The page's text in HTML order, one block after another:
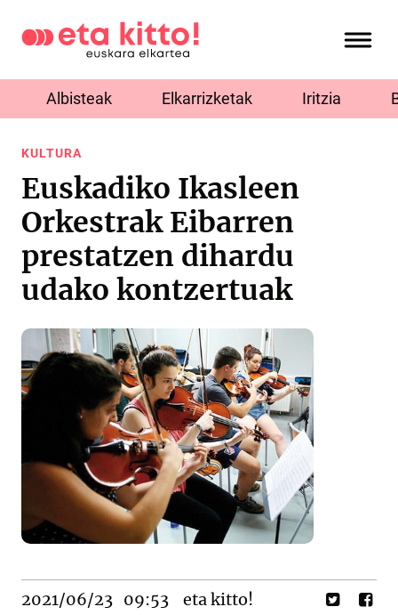
Albisteak Elkarrizketak Iritzia
KULTURA
Euskadiko Ikasleen
Orkestrak Eibarren
prestatzen dihardu
udako kontzertuak
2021/06/23 09:53 eta kitto!